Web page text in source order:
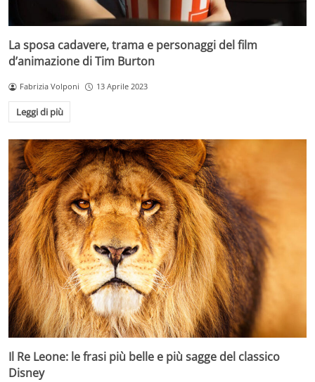
La sposa cadavere, trama e personaggi del film
d’animazione di Tim Burton
Fabrizia Volponi 13 Aprile 2023
Leggi di più
Il Re Leone: le frasi più belle e più sagge del classico
Disney